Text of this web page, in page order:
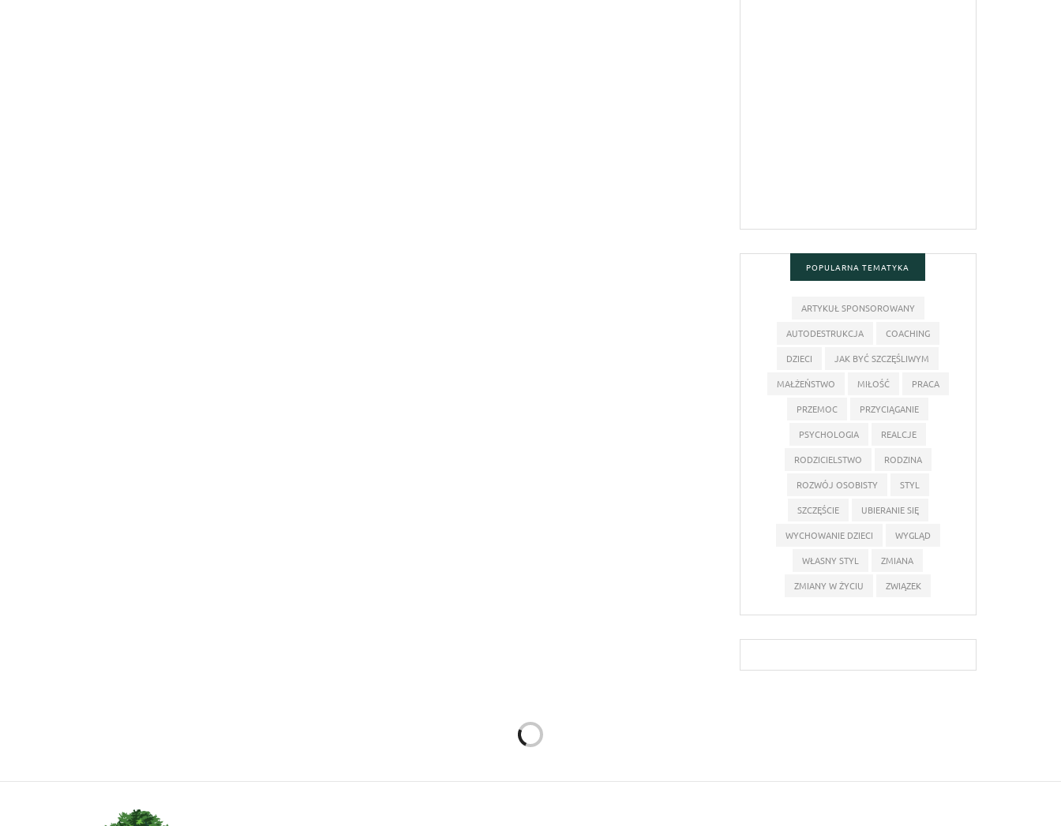
POPULARNA TEMATYKA
ARTYKUŁ SPONSOROWANY
AUTODESTRUKCJA
COACHING
DZIECI
JAK BYĆ SZCZĘŚLIWYM
MAŁŻEŃSTWO
MIŁOŚĆ
PRACA
PRZEMOC
PRZYCIĄGANIE
PSYCHOLOGIA
REALCJE
RODZICIELSTWO
RODZINA
ROZWÓJ OSOBISTY
STYL
SZCZĘŚCIE
UBIERANIE SIĘ
WYCHOWANIE DZIECI
WYGLĄD
WŁASNY STYL
ZMIANA
ZMIANY W ŻYCIU
ZWIĄZEK